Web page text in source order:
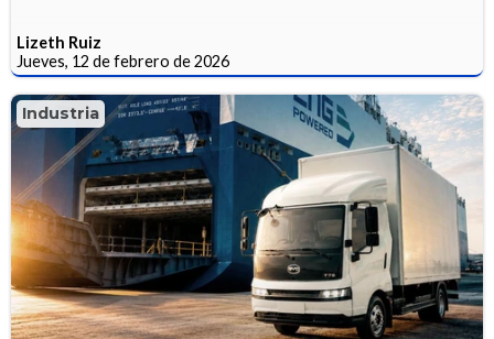
Lizeth Ruiz
Jueves, 12 de febrero de 2026
Industria